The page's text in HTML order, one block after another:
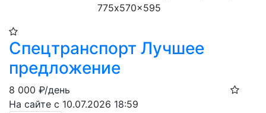
775x570x595
Спецтранспорт Лучшее
предложение
8 000 ₽/день
На сайте с 10.07.2026 18:59